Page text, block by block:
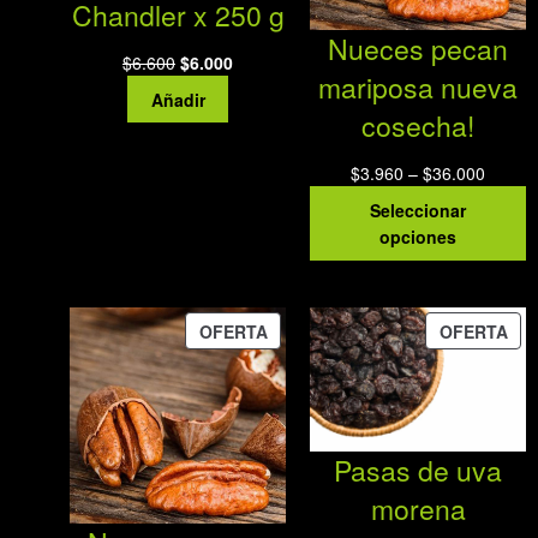
Chandler x 250 g
$6.600 El
precio
original
$6.000El
Añadir
Nueces pecan
mariposa nueva
cosecha!
$3.960 – $36.000
hasta
Seleccionar
opciones
OFERTAPRODUCTO
EN
OFERTA
OFERTA
EN
Pasas de uva
morena